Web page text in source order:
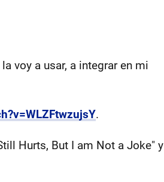
voy a usar, a integrar en mi
.
Hurts, But I am Not a Joke" y